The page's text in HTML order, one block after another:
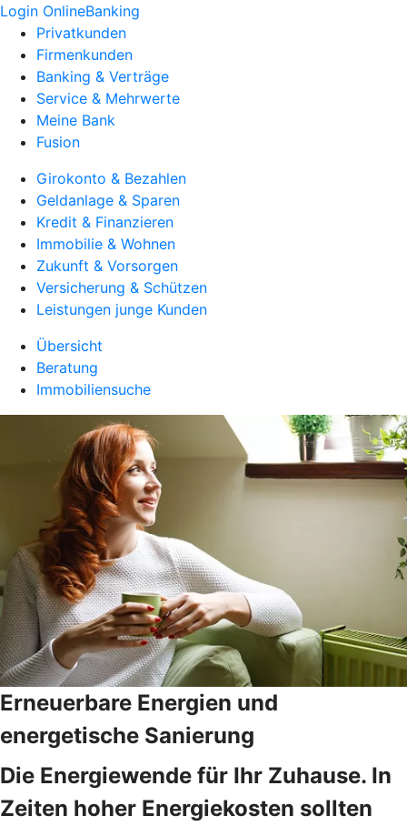
Login OnlineBanking
Privatkunden
Firmenkunden
Banking & Verträge
Service & Mehrwerte
Meine Bank
Fusion
Girokonto & Bezahlen
Geldanlage & Sparen
Kredit & Finanzieren
Immobilie & Wohnen
Zukunft & Vorsorgen
Versicherung & Schützen
Leistungen junge Kunden
Übersicht
Beratung
Immobiliensuche
Erneuerbare Energien und
energetische Sanierung
Die Energiewende für Ihr Zuhause. In
Zeiten hoher Energiekosten sollten